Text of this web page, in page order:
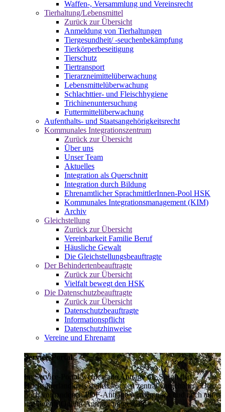
Waffen-, Versammlung und Vereinsrecht
Tierhaltung/Lebensmittel
Zurück zur Übersicht
Anmeldung von Tierhaltungen
Tiergesundheit/ -seuchenbekämpfung
Tierkörperbeseitigung
Tierschutz
Tiertransport
Tierarzneimittelüberwachung
Lebensmittelüberwachung
Schlachttier- und Fleischhygiene
Trichinenuntersuchung
Futtermittelüberwachung
Aufenthalts- und Staatsangehörigkeitsrecht
Kommunales Integrationszentrum
Zurück zur Übersicht
Über uns
Unser Team
Aktuelles
Integration als Querschnitt
Integration durch Bildung
Ehrenamtlicher SprachmittlerInnen-Pool HSK
Kommunales Integrationsmanagement (KIM)
Archiv
Gleichstellung
Zurück zur Übersicht
Vereinbarkeit Familie Beruf
Häusliche Gewalt
Die Gleichstellungsbeauftragte
Der Behindertenbeauftragte
Zurück zur Übersicht
Vielfalt bewegt den HSK
Die Datenschutzbeauftragte
Zurück zur Übersicht
Datenschutzbeauftragte
Informationspflicht
Datenschutzhinweise
Vereine und Ehrenamt
Service-Portal
Im Service-Portal werden alle Anträge die Sie an den
Hochsauerlandkreis stellen können zentral vorgehalten. Die
noch vorhandenen PDF-Anträge werden nach und nach auf
intelligente Online-Anträge umgestellt.